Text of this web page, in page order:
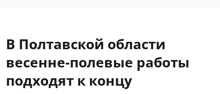
В Полтавской области
весенне-полевые работы
подходят к концу